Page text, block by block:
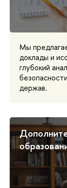
Мы
доклады и
глубокий
держав.